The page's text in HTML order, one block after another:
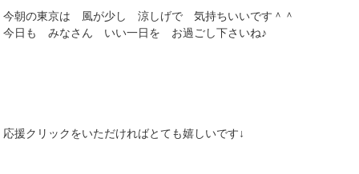
今朝の東京は 風が少し 涼しげで 気持ちいいです＾＾
今日も みなさん いい一日を お過ごし下さいね♪
応援クリックをいただければとても嬉しいです↓